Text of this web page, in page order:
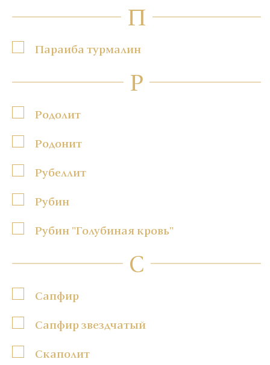
П
Параиба турмалин
Р
Родолит
Родонит
Рубеллит
Рубин
Рубин "Голубиная кровь"
С
Сапфир
Сапфир звездчатый
Скаполит